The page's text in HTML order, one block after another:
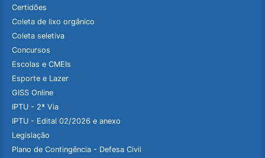
Certidões
Coleta de lixo orgânico
Coleta seletiva
Concursos
Escolas e CMEIs
Esporte e Lazer
GISS Online
IPTU - 2ª Via
IPTU - Edital 02/2026 e anexo
Legislação
Plano de Contingência - Defesa Civil